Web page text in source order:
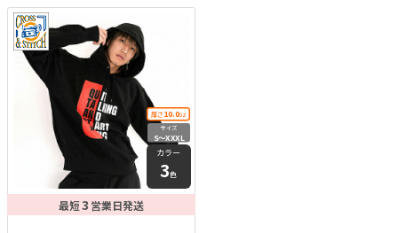
厚さ10.0oz
サイズ
S〜XXXL
カラー
3色
最短3 営業日発送